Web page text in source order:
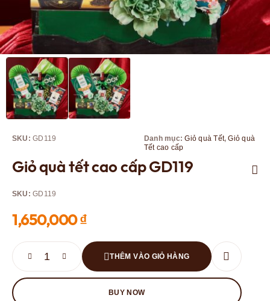
SKU:GD119 Danh mục:Giỏ quà Tết,Giỏ quà
Tết cao cấp
Giỏ quà tết cao cấp GD119
SKU:GD119
1,650,000₫
THÊM VÀO GIỎ HÀNG
BUY NOW